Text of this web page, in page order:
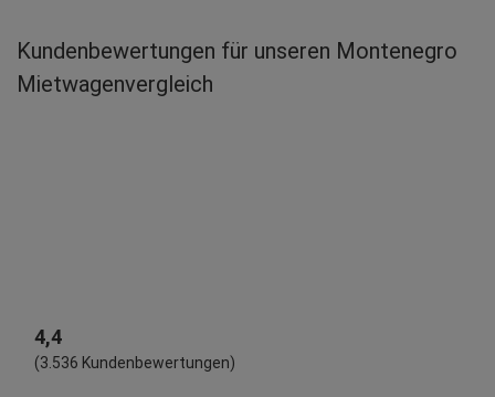
Kundenbewertungen für unseren Montenegro
Mietwagenvergleich
4,4
(3.536 Kundenbewertungen)